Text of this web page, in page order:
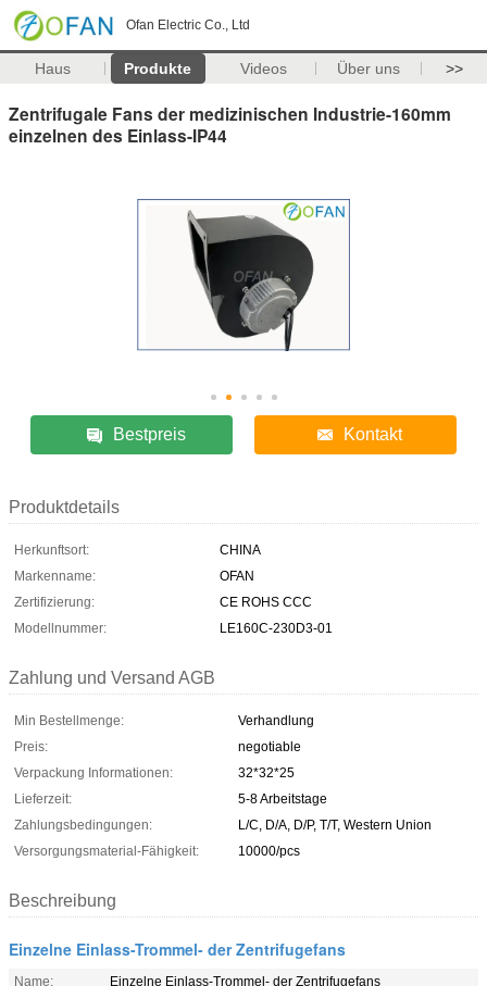
Ofan Electric Co., Ltd
Haus Produkte Videos Über uns >>
Zentrifugale Fans der medizinischen Industrie-160mm
einzelnen des Einlass-IP44
Bestpreis Kontakt
Produktdetails
Herkunftsort:
CHINA
Markenname:
OFAN
Zertifizierung:
CE ROHS CCC
Modellnummer:
LE160C-230D3-01
Zahlung und Versand AGB
Min Bestellmenge:
Verhandlung
Preis:
negotiable
Verpackung Informationen:
32*32*25
Lieferzeit:
5-8 Arbeitstage
Zahlungsbedingungen:
L/C, D/A, D/P, T/T, Western Union
Versorgungsmaterial-Fähigkeit:
10000/pcs
Beschreibung
Einzelne Einlass-Trommel- der Zentrifugefans
Name:
Einzelne Einlass-Trommel- der Zentrifugefans